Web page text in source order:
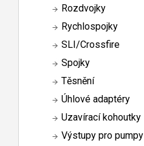
Rozdvojky
Rychlospojky
SLI/Crossfire
Spojky
Těsnění
Úhlové adaptéry
Uzavírací kohoutky
Výstupy pro pumpy